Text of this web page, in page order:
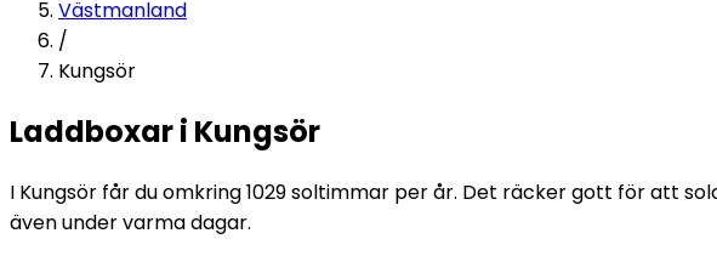
Västmanland
/
Kungsör
Laddboxar i Kungsör
I Kungsör får du omkring 1029 soltimmar per år. Det räcker gott för att
även under varma dagar.